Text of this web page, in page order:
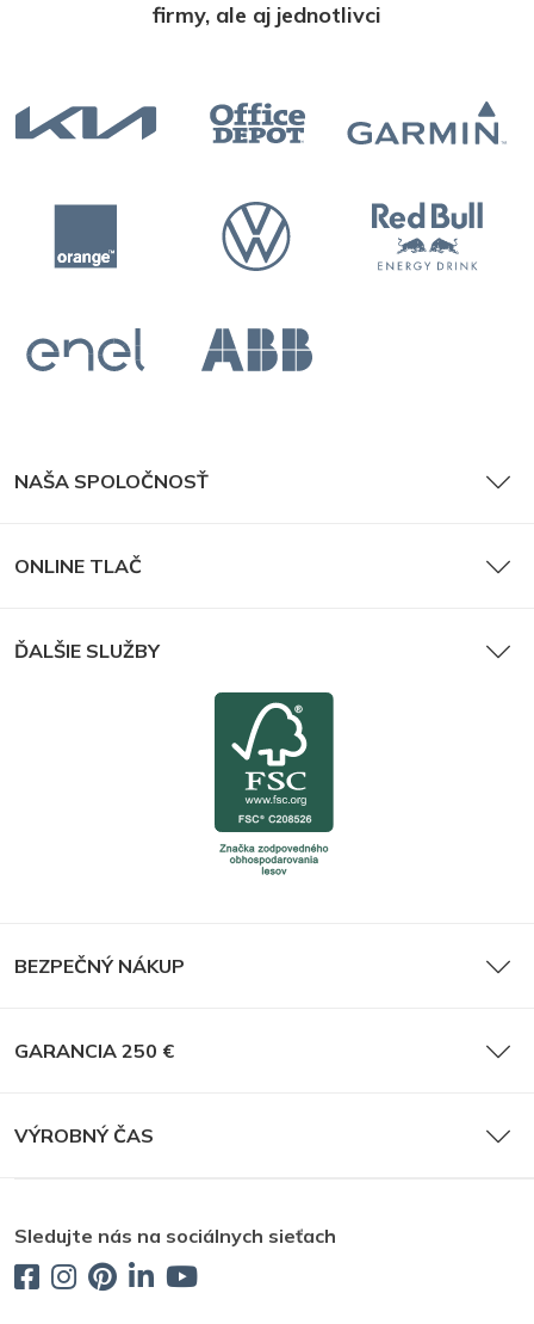
firmy, ale aj jednotlivci
NAŠA SPOLOČNOSŤ
ONLINE TLAČ
ĎALŠIE SLUŽBY
BEZPEČNÝ NÁKUP
GARANCIA 250 €
VÝROBNÝ ČAS
Sledujte nás na sociálnych sieťach